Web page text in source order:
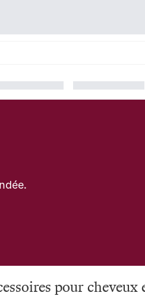
pour cheveux